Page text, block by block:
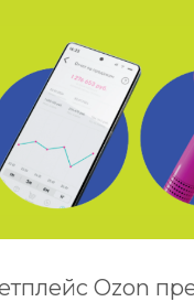
Ozon